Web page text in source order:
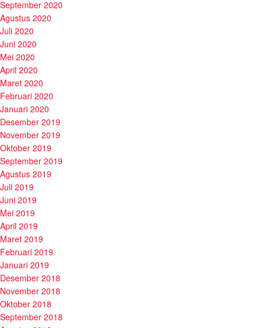
September 2020
Agustus 2020
Juli 2020
Juni 2020
Mei 2020
April 2020
Maret 2020
Februari 2020
Januari 2020
Desember 2019
November 2019
Oktober 2019
September 2019
Agustus 2019
Juli 2019
Juni 2019
Mei 2019
April 2019
Maret 2019
Februari 2019
Januari 2019
Desember 2018
November 2018
Oktober 2018
September 2018